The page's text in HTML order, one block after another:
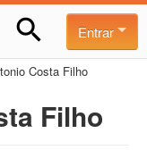
Entrar
Costa Filho
Filho